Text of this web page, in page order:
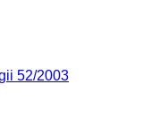
52/2003